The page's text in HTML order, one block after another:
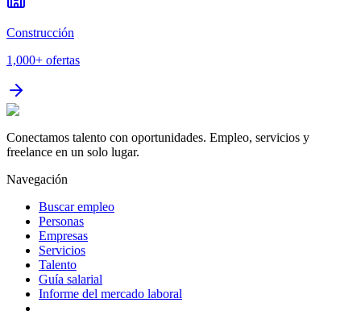
Construcción
1,000+ ofertas
Conectamos talento con oportunidades. Empleo, servicios y
freelance en un solo lugar.
Navegación
Buscar empleo
Personas
Empresas
Servicios
Talento
Guía salarial
Informe del mercado laboral